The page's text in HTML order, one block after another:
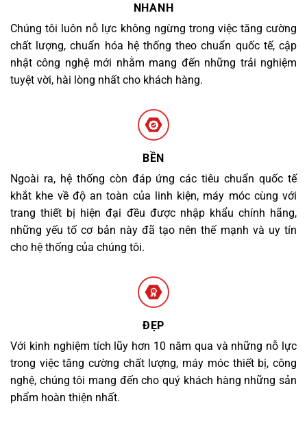
NHANH
Chúng tôi luôn nỗ lực không ngừng trong việc tăng cường
chất lượng, chuẩn hóa hệ thống theo chuẩn quốc tế, cập
nhật công nghệ mới nhằm mang đến những trải nghiệm
tuyệt vời, hài lòng nhất cho khách hàng.
BỀN
Ngoài ra, hệ thống còn đáp ứng các tiêu chuẩn quốc tế
khắt khe về độ an toàn của linh kiện, máy móc cùng với
trang thiết bị hiện đại đều được nhập khẩu chính hãng,
những yếu tố cơ bản này đã tạo nên thế mạnh và uy tín
cho hệ thống của chúng tôi.
ĐẸP
Với kinh nghiệm tích lũy hơn 10 năm qua và những nỗ lực
trong việc tăng cường chất lượng, máy móc thiết bị, công
nghệ, chúng tôi mang đến cho quý khách hàng những sản
phẩm hoàn thiện nhất.